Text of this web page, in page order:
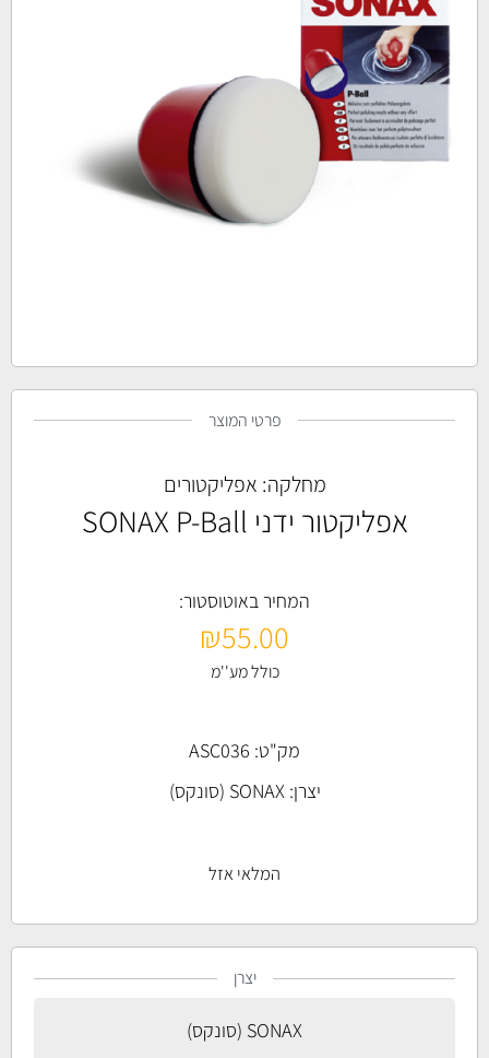
פרטי המוצר
מחלקה: אפליקטורים
אפליקטור ידני SONAX P-Ball
המחיר באוטוסטור:
₪55.00
כולל מע''מ
מק"ט: ASC036
יצרן:SONAX (סונקס)
המלאי אזל
יצרן
SONAX (סונקס)